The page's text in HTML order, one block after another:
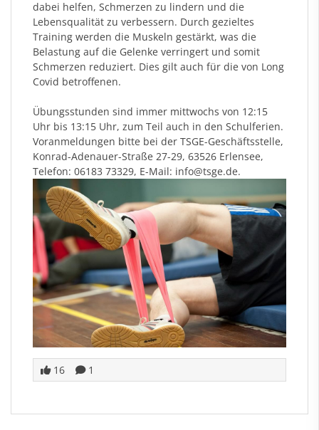
dabei helfen, Schmerzen zu lindern und die
Lebensqualität zu verbessern. Durch gezieltes
Training werden die Muskeln gestärkt, was die
Belastung auf die Gelenke verringert und somit
Schmerzen reduziert. Dies gilt auch für die von Long
Covid betroffenen.
Übungsstunden sind immer mittwochs von 12:15
Uhr bis 13:15 Uhr, zum Teil auch in den Schulferien.
Voranmeldungen bitte bei der TSGE-Geschäftsstelle,
Konrad-Adenauer-Straße 27-29, 63526 Erlensee,
Telefon: 06183 73329, E-Mail: info@tsge.de.
16 1